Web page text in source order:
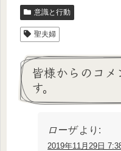
意識と行動
聖夫婦
皆様からのコ
す。
ローザ より:
2019年11月29日